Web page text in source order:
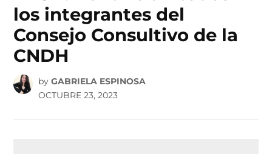
los integrantes del
Consejo Consultivo de la
CNDH
by GABRIELA ESPINOSA
OCTUBRE 23, 2023